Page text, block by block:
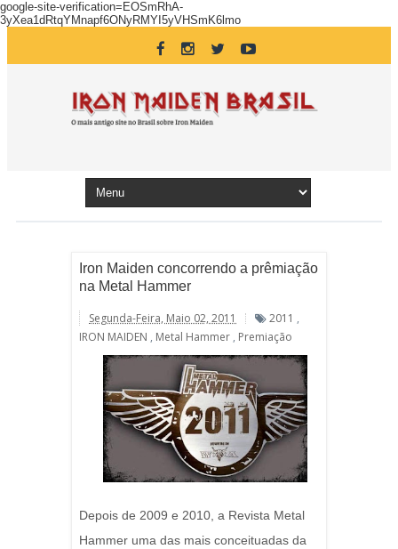
google-site-verification=EOSmRhA-
3yXea1dRtqYMnapf6ONyRMYI5yVHSmK6lmo
Iron Maiden concorrendo a prêmiação
na Metal Hammer
Segunda-Feira, Maio 02, 2011 2011 ,
IRON MAIDEN , Metal Hammer , Premiação
Depois de 2009 e 2010, a Revista Metal
Hammer uma das mais conceituadas da